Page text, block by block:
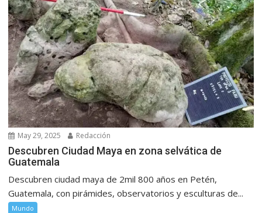
May 29, 2025 Redacción
Descubren Ciudad Maya en zona selvática de
Guatemala
Descubren ciudad maya de 2mil 800 años en Petén,
Guatemala, con pirámides, observatorios y esculturas de...
Mundo